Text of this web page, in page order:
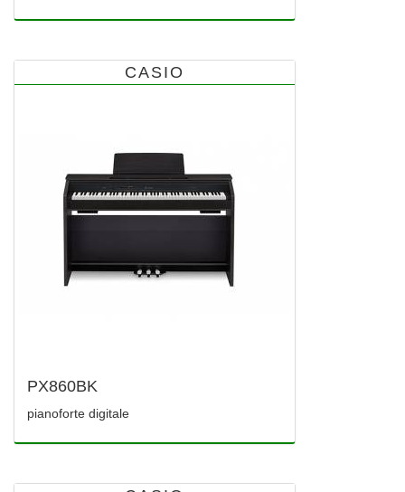
CASIO
PX860BK
pianoforte digitale